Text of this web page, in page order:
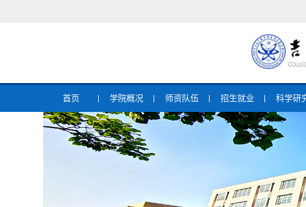
首页 学院概况 师资队伍 招生就业 科学研